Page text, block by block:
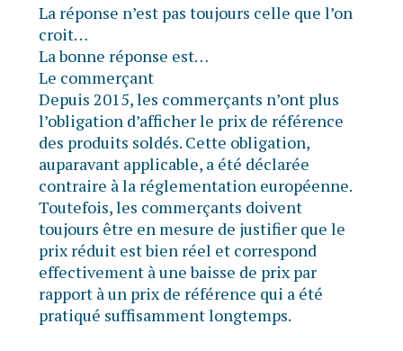
La réponse n’est pas toujours celle que l’on
croit…
La bonne réponse est…
Le commerçant
Depuis 2015, les commerçants n’ont plus
l’obligation d’afficher le prix de référence
des produits soldés. Cette obligation,
auparavant applicable, a été déclarée
contraire à la réglementation européenne.
Toutefois, les commerçants doivent
toujours être en mesure de justifier que le
prix réduit est bien réel et correspond
effectivement à une baisse de prix par
rapport à un prix de référence qui a été
pratiqué suffisamment longtemps.